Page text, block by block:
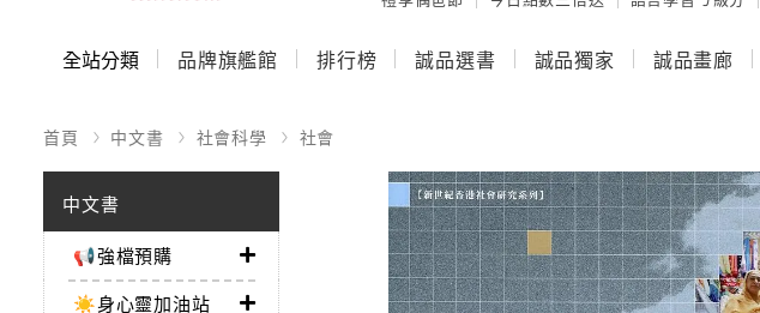
全站分類 品牌旗艦館 排行榜 誠品選書 誠品獨家 誠品畫廊
首頁 中文書 社會科學 社會
中文書
📢強檔預購
☀️身心靈加油站